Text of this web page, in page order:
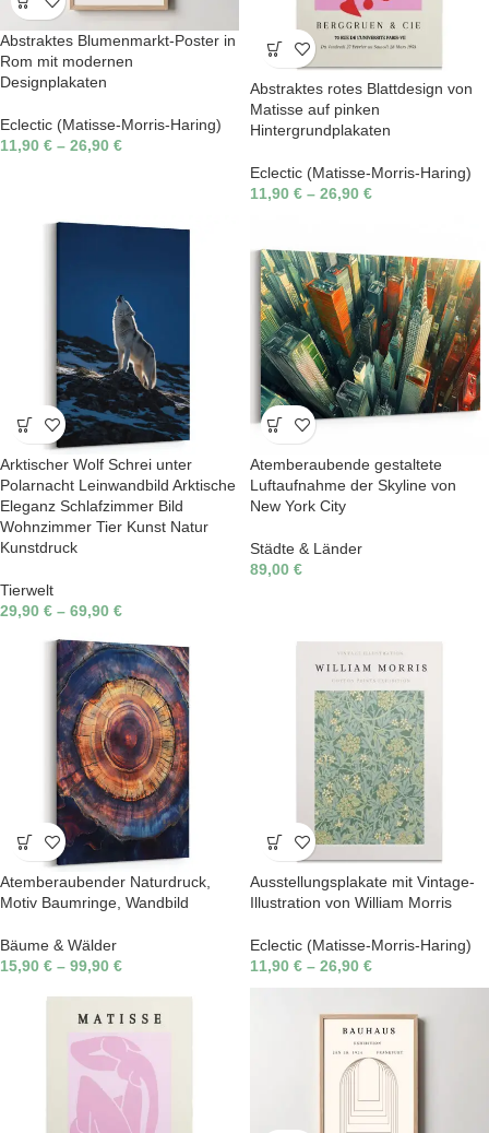
Abstraktes Blumenmarkt-Poster in
Rom mit modernen
Designplakaten
Eclectic (Matisse-Morris-Haring)
11,90 € – 26,90 €
Abstraktes rotes Blattdesign von
Matisse auf pinken
Hintergrundplakaten
Eclectic (Matisse-Morris-Haring)
11,90 € – 26,90 €
Arktischer Wolf Schrei unter
Polarnacht Leinwandbild Arktische
Eleganz Schlafzimmer Bild
Wohnzimmer Tier Kunst Natur
Kunstdruck
Tierwelt
29,90 € – 69,90 €
Atemberaubende gestaltete
Luftaufnahme der Skyline von
New York City
Städte & Länder
89,00 €
Atemberaubender Naturdruck,
Motiv Baumringe, Wandbild
Bäume & Wälder
15,90 € – 99,90 €
Ausstellungsplakate mit Vintage-
Illustration von William Morris
Eclectic (Matisse-Morris-Haring)
11,90 € – 26,90 €